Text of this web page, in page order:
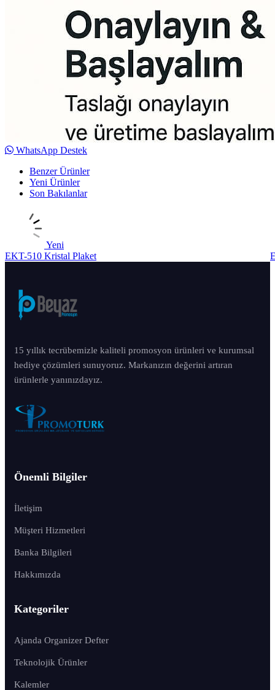
WhatsApp Destek
Benzer Ürünler
Yeni Ürünler
Son Bakılanlar
Yeni
EKT-510 Kristal Plaket
15 yıllık tecrübemizle kaliteli promosyon ürünleri ve kurumsal
hediye çözümleri sunuyoruz. Markanızın değerini artıran
ürünlerle yanınızdayız.
Önemli Bilgiler
İletişim
Müşteri Hizmetleri
Banka Bilgileri
Hakkımızda
Kategoriler
Ajanda Organizer Defter
Teknolojik Ürünler
Kalemler